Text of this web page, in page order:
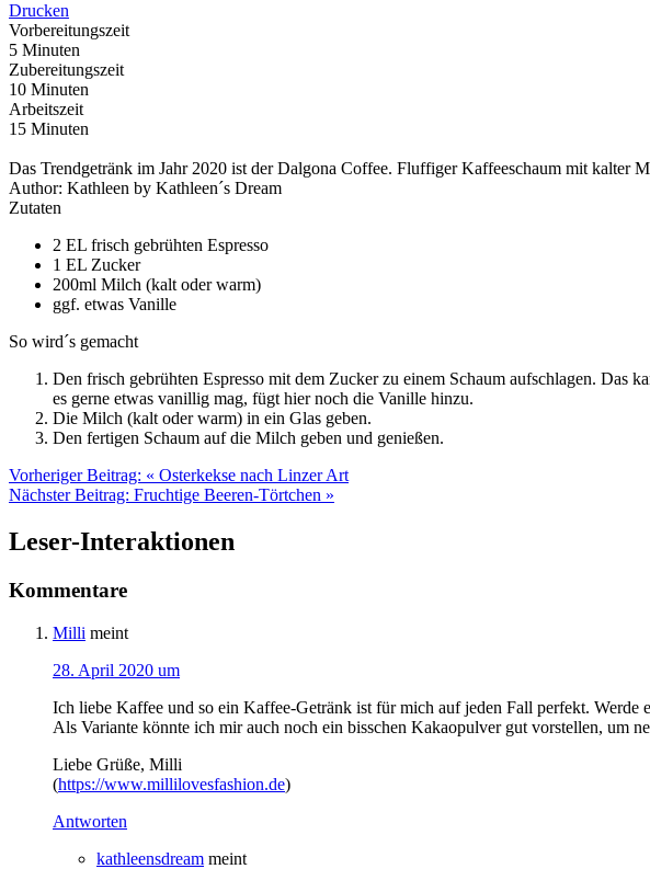
Drucken
Vorbereitungszeit
5 Minuten
Zubereitungszeit
10 Minuten
Arbeitszeit
15 Minuten
Das Trendgetränk im Jahr 2020 ist der Dalgona Coffee. Fluffiger Kaffeeschaum mit kalter
Author: Kathleen by Kathleen´s Dream
Zutaten
2 EL frisch gebrühten Espresso
1 EL Zucker
200ml Milch (kalt oder warm)
ggf. etwas Vanille
So wird´s gemacht
Den frisch gebrühten Espresso mit dem Zucker zu einem Schaum aufschlagen. Das
es gerne etwas vanillig mag, fügt hier noch die Vanille hinzu.
Die Milch (kalt oder warm) in ein Glas geben.
Den fertigen Schaum auf die Milch geben und genießen.
Vorheriger Beitrag: « Osterkekse nach Linzer Art
Nächster Beitrag: Fruchtige Beeren-Törtchen »
Leser-Interaktionen
Kommentare
Milli meint
28. April 2020 um
Ich liebe Kaffee und so ein Kaffee-Getränk ist für mich auf jeden Fall perfekt. Werde
Als Variante könnte ich mir auch noch ein bisschen Kakaopulver gut vorstellen, um
Liebe Grüße, Milli
(https://www.millilovesfashion.de)
Antworten
kathleensdream meint